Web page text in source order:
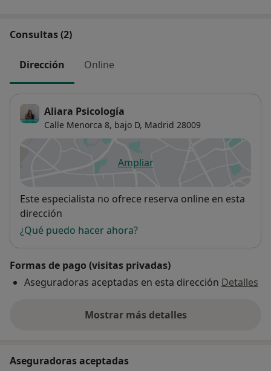
Consultas (2)
Dirección Online
Aliara Psicología
Calle Menorca 8, bajo D, Madrid 28009
Ampliarse abre en una nueva
Disponibilidad
Este especialista no ofrece reserva online en esta
dirección
¿Qué puedo hacer ahora?
Formas de pago (visitas privadas)
Aseguradoras aceptadas en esta dirección Detalles
Mostrar más detalles
sobre la dirección
Aseguradoras aceptadas